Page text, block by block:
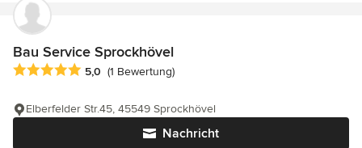
Bau Service Sprockhövel
Durchschnittliche Bewertung: 5 von 5 Sternen
5,0 (1 Bewertung)
Nachricht
Elberfelder Str.45, 45549 Sprockhövel